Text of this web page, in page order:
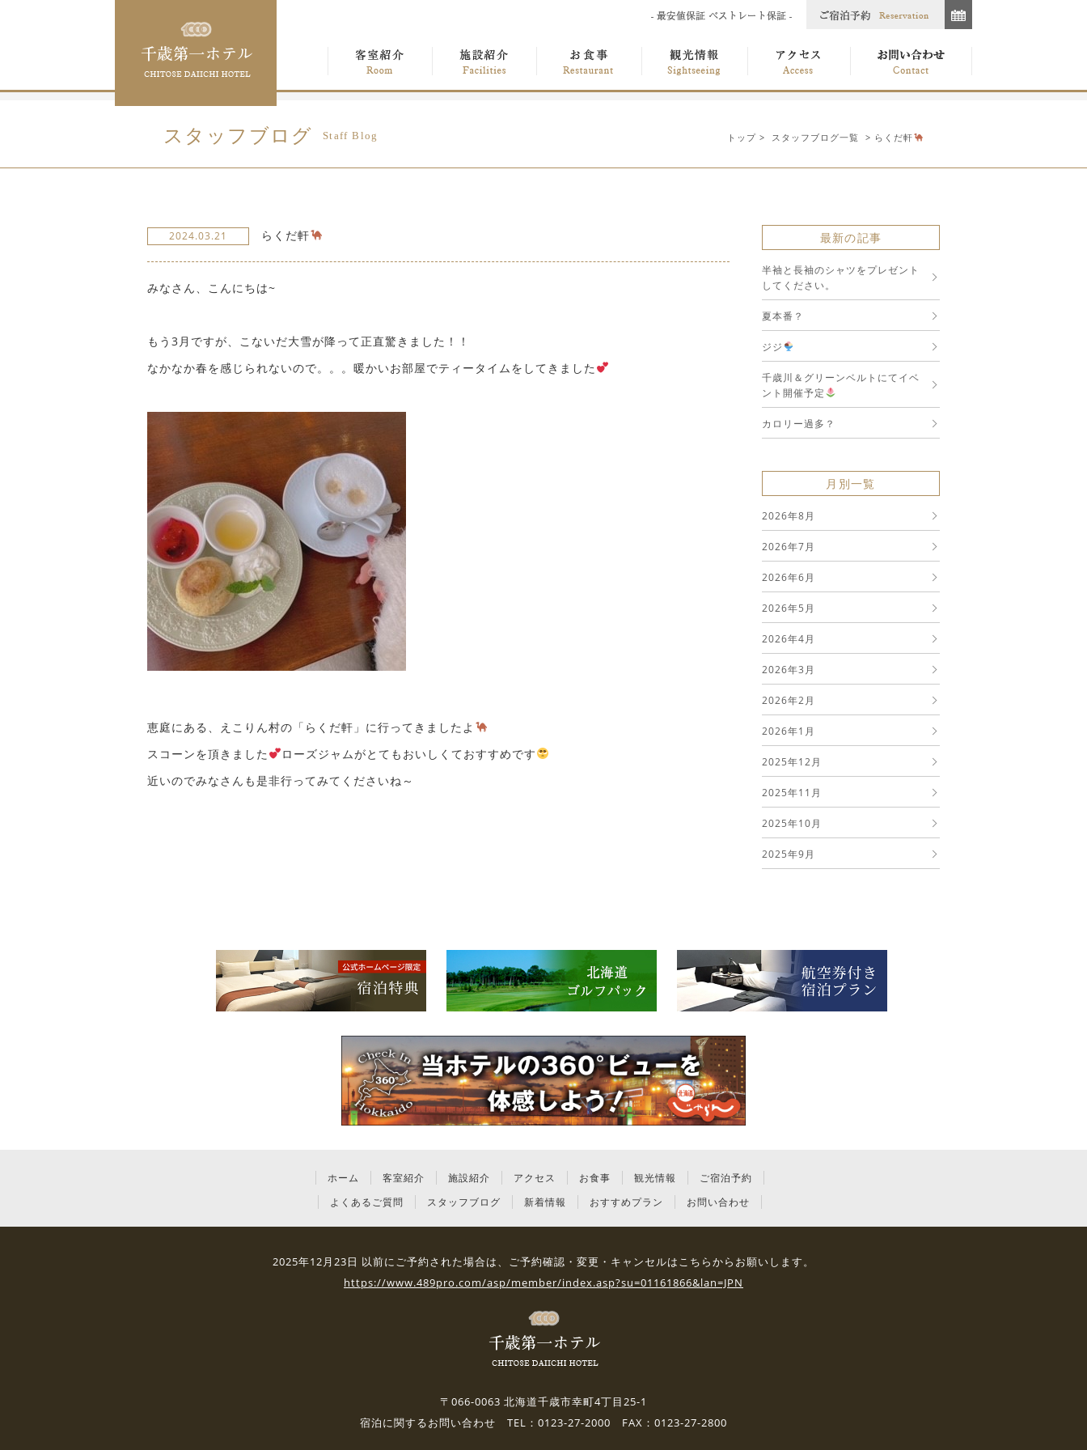
スタッフブログ Staff Blog トップ > スタッフブログ一覧 > らくだ軒
2024.03.21 らくだ軒
みなさん、こんにちは~
もう3月ですが、こないだ大雪が降って正直驚きました！！
なかなか春を感じられないので。。。暖かいお部屋でティータイムをしてきました
恵庭にある、えこりん村の「らくだ軒」に行ってきましたよ
スコーンを頂きました
ローズジャムがとてもおいしくておすすめです
近いのでみなさんも是非行ってみてくださいね～
最新の記事
半袖と長袖のシャツをプレゼント
してください。
夏本番？
ジジ
千歳川＆グリーンベルトにてイベ
ント開催予定
カロリー過多？
月別一覧
2026年8月
2026年7月
2026年6月
2026年5月
2026年4月
2026年3月
2026年2月
2026年1月
2025年12月
2025年11月
2025年10月
2025年9月
ホーム 客室紹介 施設紹介 アクセス お食事 観光情報
ご宿泊予約
よくあるご質問
スタッフブログ 新着情報 おすすめプラン お問い合わせ
2025年12月23日 以前にご予約された場合は、 ご予約確認・変更・キャンセルはこちらからお願いします。
https://www.489pro.com/asp/member/index.asp?su=01161866&lan=JPN
〒066-0063 北海道千歳市幸町4丁目25-1
宿泊に関するお問い合わせ TEL：0123-27-2000 FAX：0123-27-2800